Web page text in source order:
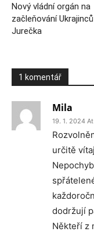
Nový vládní orgán na
začleňování
Jurečka
1 komentář
Mila
19. 1. 2024
určitě
dodržují
Někteří z